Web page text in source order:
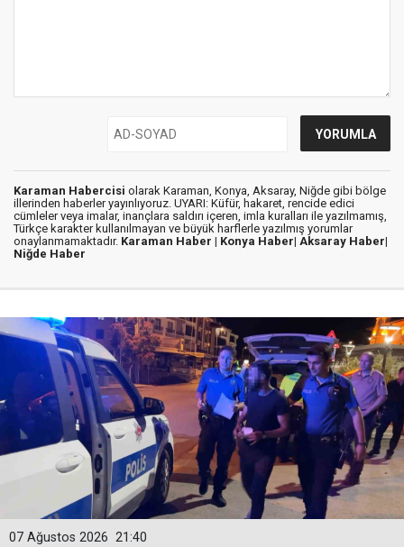
Karaman Habercisi olarak Karaman, Konya, Aksaray, Niğde gibi bölge
illerinden haberler yayınlıyoruz. UYARI: Küfür, hakaret, rencide edici
cümleler veya imalar, inançlara saldırı içeren, imla kuralları ile yazılmamış,
Türkçe karakter kullanılmayan ve büyük harflerle yazılmış yorumlar
onaylanmamaktadır. Karaman Haber | Konya Haber| Aksaray Haber|
Niğde Haber
21:40
07 Ağustos 2026